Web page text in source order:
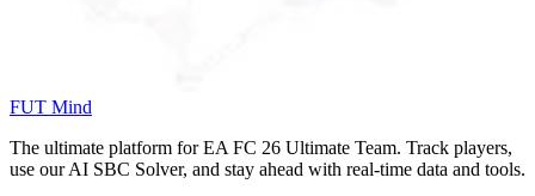
FUT Mind
The ultimate platform for EA FC 26 Ultimate Team. Track players,
use our AI SBC Solver, and stay ahead with real-time data and tools.